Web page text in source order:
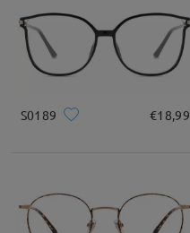
S0189 €18,99